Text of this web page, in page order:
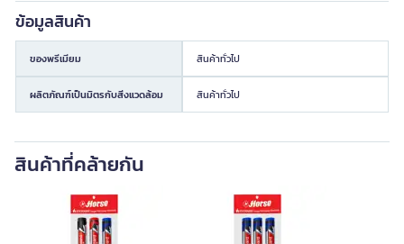
ข้อมูลสินค้า
ของพรีเมียม สินค้าทั่วไป
ผลิตภัณฑ์เป็นมิตรกับสิ่งแวดล้อม สินค้าทั่วไป
สินค้าที่คล้ายกัน